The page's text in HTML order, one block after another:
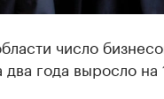
число
года выросло